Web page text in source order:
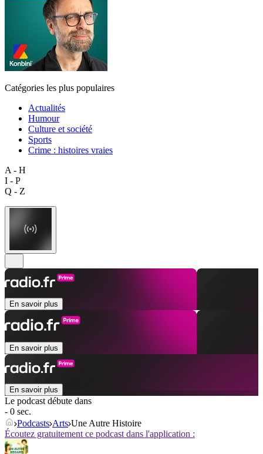
Catégories les plus populaires
Actualités
Humour
Culture et société
Sports
Crime : histoires vraies
A - H
I - P
Q - Z
En savoir plus
En savoir plus
En savoir plus
Le podcast débute dans
- 0 sec.
Podcasts Arts Une Autre Histoire
Écoutez gratuitement ce podcast dans l'application :